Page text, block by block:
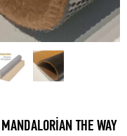
THE WAY